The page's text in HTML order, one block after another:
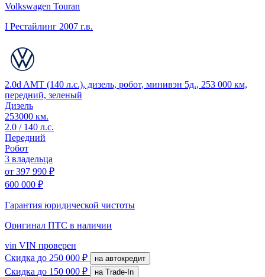
Volkswagen Touran
I Рестайлинг 2007 г.в.
2.0d AMT (140 л.с.), дизель, робот, минивэн 5д., 253 000 км,
передний, зеленый
Дизель
253000 км.
2.0 / 140 л.с.
Передний
Робот
3 владельца
от 397 990 ₽
600 000 ₽
Гарантия юридической чистоты
Оригинал ПТС в наличии
vin VIN проверен
Скидка до 250 000 ₽ на автокредит
Скидка до 150 000 ₽
на Trade-In